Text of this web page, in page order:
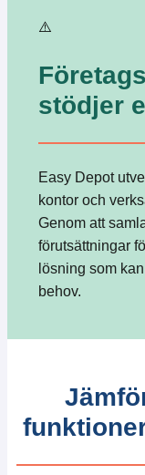
stödjer
Easy Depot
kontor och
Genom att
förutsättningar
lösning som
behov.